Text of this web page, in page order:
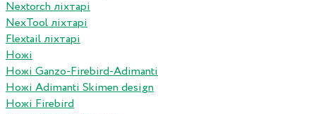
Nextorch ліхтарі
NexTool ліхтарі
Flextail ліхтарі
Ножі
Ножі Ganzo-Firebird-Adimanti
Ножі Adimanti Skimen design
Ножі Firebird